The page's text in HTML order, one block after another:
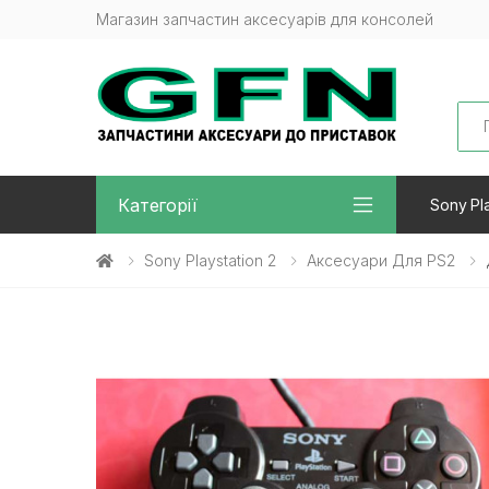
Магазин запчастин аксесуарів для консолей
Категорії Sony
Sony Playstation 2 Аксесуари Для PS2